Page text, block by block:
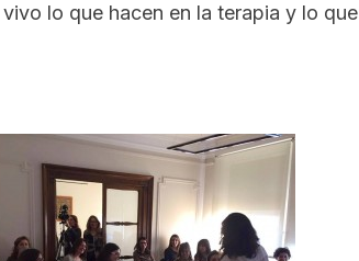
lo que hacen en la terapia y lo que